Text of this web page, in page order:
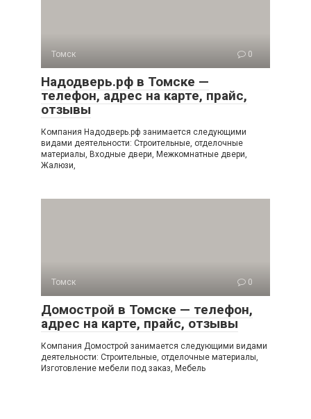
Томск 0
Надодверь.рф в Томске —
телефон, адрес на карте, прайс,
отзывы
Компания Надодверь.рф занимается следующими
видами деятельности: Строительные, отделочные
материалы, Входные двери, Межкомнатные двери,
Жалюзи,
Томск 0
Домострой в Томске — телефон,
адрес на карте, прайс, отзывы
Компания Домострой занимается следующими видами
деятельности: Строительные, отделочные материалы,
Изготовление мебели под заказ, Мебель